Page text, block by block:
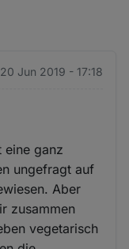
Jun 2019 - 17:18
eine ganz
ungefragt auf
Aber
zusammen
vegetarisch